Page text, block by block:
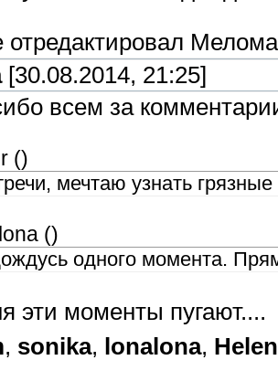
[30.08.2014, 21:25]
всем за
()
мечтаю узнать
()
одного момента.
эти моменты пугают....
, sonika, lonalona,